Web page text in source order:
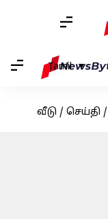
Tamil
வீடு / செய்தி /